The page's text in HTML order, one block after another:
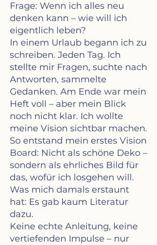
Frage: Wenn ich alles neu
denken kann – wie will ich
eigentlich leben?
In einem Urlaub begann ich zu
schreiben. Jeden Tag. Ich
stellte mir Fragen, suchte nach
Antworten, sammelte
Gedanken. Am Ende war mein
Heft voll – aber mein Blick
noch nicht klar. Ich wollte
meine Vision sichtbar machen.
So entstand mein erstes Vision
Board: Nicht als schöne Deko –
sondern als ehrliches Bild für
das, wofür ich losgehen will.
Was mich damals erstaunt
hat: Es gab kaum Literatur
dazu.
Keine echte Anleitung, keine
vertiefenden Impulse – nur